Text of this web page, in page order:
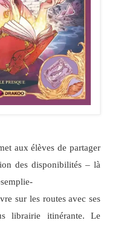
aux élèves de partager
des disponibilités – là
sur les routes avec ses
librairie itinérante. Le